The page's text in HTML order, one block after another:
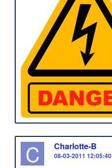
C Charlotte-B
08-03-2011 12:05:40